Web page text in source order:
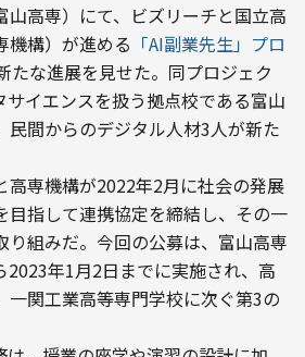
山高専）にて、ビズリーチと国立高
機構）が進める 「AI副業先生」プロ
たな進展を見せた。同プロジェク
サイエンスを扱う拠点校である富山
民間からのデジタル人材3人が新た
高専機構が2022年2月に社会の発展
目指して連携協定を締結し、その一
り組みだ。今回の公募は、富山高専
2023年1月2日までに実施され、高
一関工業高等専門学校に次ぐ第3の